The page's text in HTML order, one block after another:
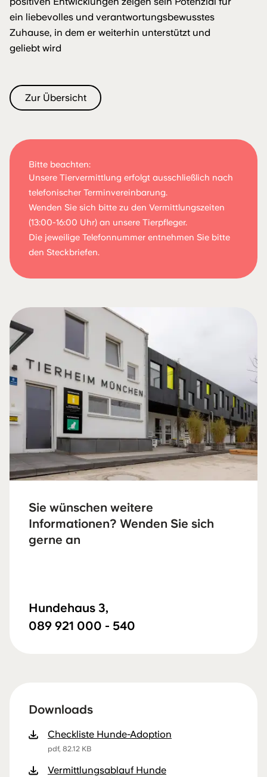
ein liebevolles und verantwortungsbewusstes
Zuhause, in dem er weiterhin unterstützt und
geliebt wird
Zur Übersicht
Bitte beachten:
Unsere Tiervermittlung erfolgt ausschließlich nach
telefonischer Terminvereinbarung.
Wenden Sie sich bitte zu den Vermittlungszeiten
(13:00-16:00 Uhr) an unsere Tierpfleger.
Die jeweilige Telefonnummer entnehmen Sie bitte
den Steckbriefen.
Sie wünschen weitere
Informationen? Wenden Sie sich
gerne an
Hundehaus 3,
089 921 000 - 540
Downloads
Checkliste Hunde-Adoption
pdf, 82.12 KB
Vermittlungsablauf Hunde